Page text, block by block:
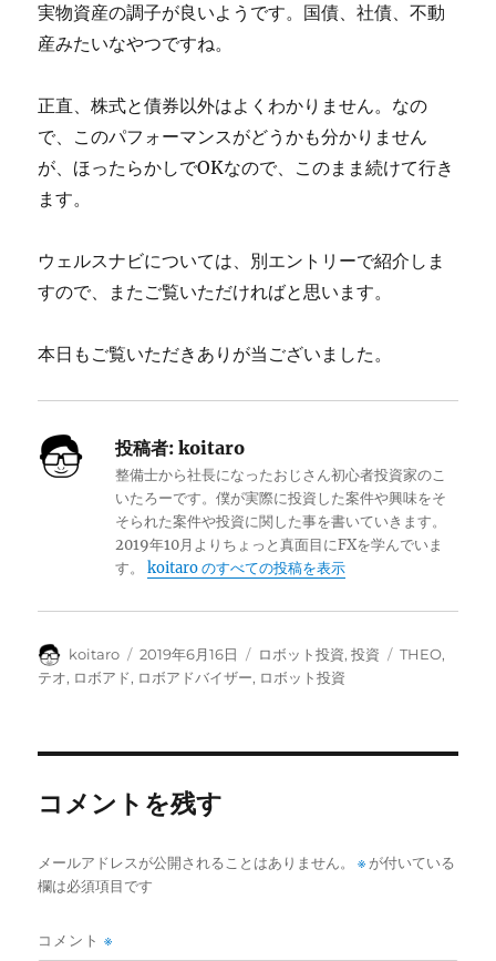
実物資産の調子が良いようです。国債、社債、不動
産みたいなやつですね。
正直、株式と債券以外はよくわかりません。なの
で、このパフォーマンスがどうかも分かりません
が、ほったらかしでOKなので、このまま続けて行き
ます。
ウェルスナビについては、別エントリーで紹介しま
すので、またご覧いただければと思います。
本日もご覧いただきありが当ございました。
投稿者: koitaro
整備士から社長になったおじさん初心者投資家のこ
いたろーです。僕が実際に投資した案件や興味をそ
そられた案件や投資に関した事を書いていきます。
2019年10月よりちょっと真面目にFXを学んでいま
す。koitaro のすべての投稿を表示
投
稿
koitaro
投
稿
2019年6月16日
カ
テ
ロボット投資,投資
タ
THEO,
テオ, ロボアド, ロボアドバイザー, ロボット投資
コメントを残す
メールアドレスが公開されることはありません。 ※ が付いている
欄は必須項目です
コメント※